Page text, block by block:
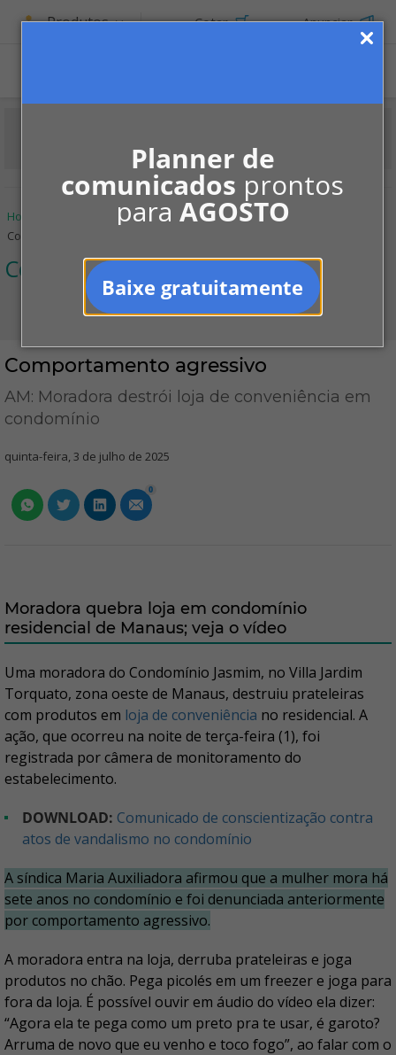
Planner de
comunicados prontos
para AGOSTO
Baixe gratuitamente
Produtos Cotar Anunciar
Home Notícias
Convivência
Comportamento agressivo
Convivência
Comportamento agressivo
AM: Moradora destrói loja de conveniência em
condomínio
quinta-feira, 3 de julho de 2025
0
Moradora quebra loja em condomínio
residencial de Manaus; veja o vídeo
Uma moradora do Condomínio Jasmim, no Villa Jardim
Torquato, zona oeste de Manaus, destruiu prateleiras
com produtos em loja de conveniência no residencial. A
ação, que ocorreu na noite de terça-feira (1), foi
registrada por câmera de monitoramento do
estabelecimento.
DOWNLOAD: Comunicado de conscientização contra
atos de vandalismo no condomínio
A síndica Maria Auxiliadora afirmou que a mulher mora há
sete anos no condomínio e foi denunciada anteriormente
por comportamento agressivo.
A moradora entra na loja, derruba prateleiras e joga
produtos no chão. Pega picolés em um freezer e joga para
fora da loja. É possível ouvir em áudio do vídeo ela dizer:
“Agora ela te pega como um preto pra te usar, é garoto?
Arruma de novo que eu venho e toco fogo”, ao falar com o